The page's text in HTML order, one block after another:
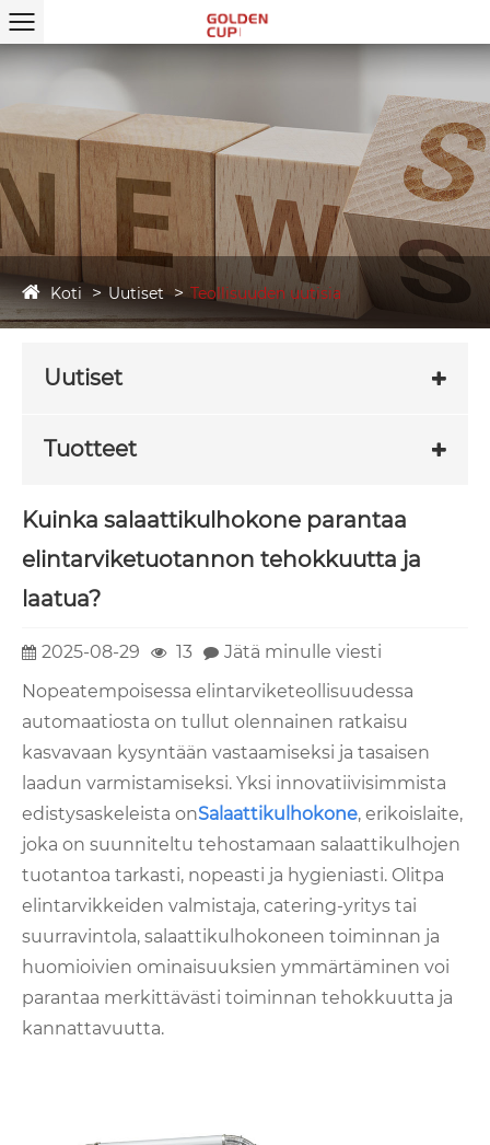
Koti Uutiset Teollisuuden uutisia
Uutiset
Tuotteet
Kuinka salaattikulhokone parantaa
elintarviketuotannon tehokkuutta ja
laatua?
2025-08-29 13
Jätä minulle viesti
Nopeatempoisessa elintarviketeollisuudessa
automaatiosta on tullut olennainen ratkaisu
kasvavaan kysyntään vastaamiseksi ja tasaisen
laadun varmistamiseksi. Yksi innovatiivisimmista
edistysaskeleista onSalaattikulhokone, erikoislaite,
joka on suunniteltu tehostamaan salaattikulhojen
tuotantoa tarkasti, nopeasti ja hygieniasti. Olitpa
elintarvikkeiden valmistaja, catering-yritys tai
suurravintola, salaattikulhokoneen toiminnan ja
huomioivien ominaisuuksien ymmärtäminen voi
parantaa merkittävästi toiminnan tehokkuutta ja
kannattavuutta.